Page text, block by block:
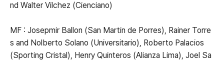
nd Walter Vilchez (Cienciano)
MF : Josepmir Ballon (San Martin de Porres), Rainer Torre
s and Nolberto Solano (Universitario), Roberto Palacios
(Sporting Cristal), Henry Quinteros (Alianza Lima), Joel Sa